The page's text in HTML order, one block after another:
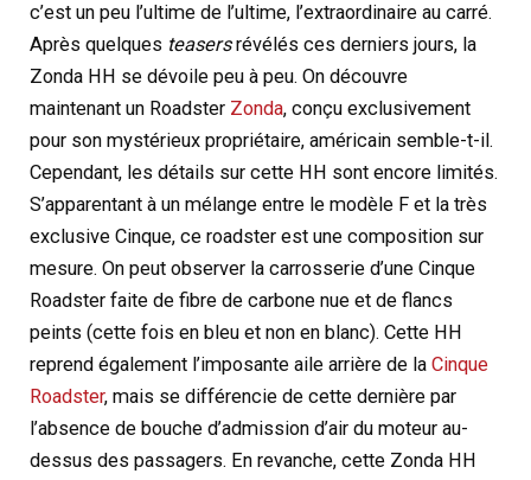
c’est un peu l’ultime de l’ultime, l’extraordinaire au carré.
Après quelques teasersrévélés ces derniers jours, la
Zonda HH se dévoile peu à peu. On découvre
maintenant un Roadster Zonda, conçu exclusivement
pour son mystérieux propriétaire, américain semble-t-il.
Cependant, les détails sur cette HH sont encore limités.
S’apparentant à un mélange entre le modèle F et la très
exclusive Cinque, ce roadster est une composition sur
mesure. On peut observer la carrosserie d’une Cinque
Roadster faite de fibre de carbone nue et de flancs
peints (cette fois en bleu et non en blanc). Cette HH
reprend également l’imposante aile arrière de laCinque
Roadster, mais se différencie de cette dernière par
l’absence de bouche d’admission d’air du moteur au-
dessus des passagers. En revanche, cette Zonda HH